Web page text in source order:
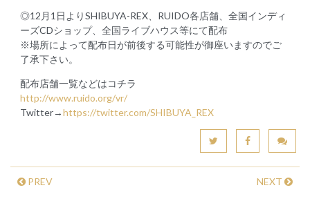
◎12月1日よりSHIBUYA-REX、RUIDO各店舗、全国インディ
ーズCDショップ、全国ライブハウス等にて配布
※場所によって配布日が前後する可能性が御座いますのでご
了承下さい。
配布店舗一覧などはコチラ
http://www.ruido.org/vr/
Twitter→https://twitter.com/SHIBUYA_REX
PREV NEXT